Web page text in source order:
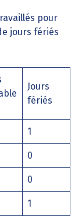
pour
jours fériés
Jours
fériés
1
0
0
1